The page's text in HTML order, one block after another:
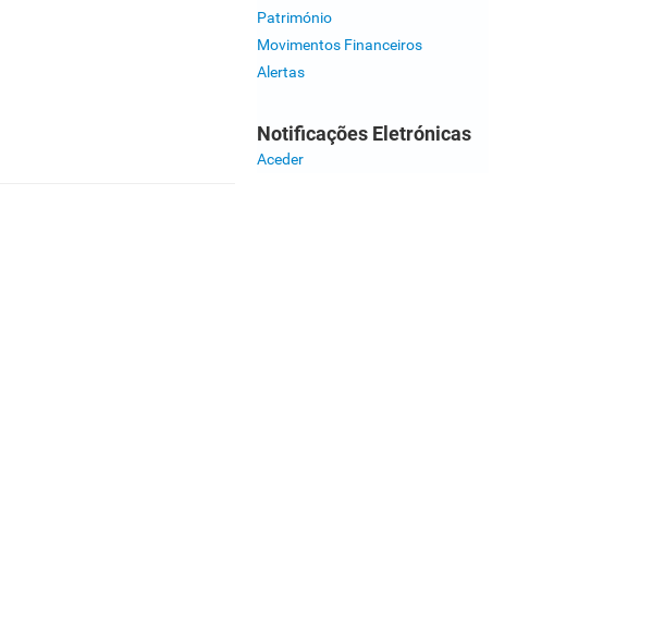
Património
Movimentos Financeiros
Alertas
Notificações Eletrónicas
Aceder